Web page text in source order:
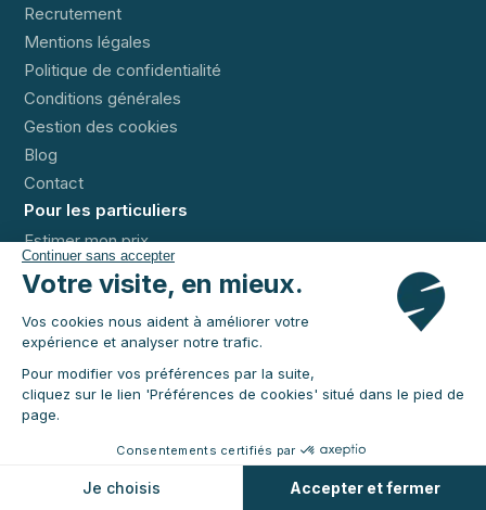
Continuer sans accepter
Votre visite, en mieux.
Vos cookies nous aident à améliorer votre
expérience et analyser notre trafic.
Pour modifier vos préférences par la suite,
cliquez sur le lien 'Préférences de cookies' situé dans le pied de
page.
Consentements certifiés par
Je choisis Accepter et fermer
Recrutement
Mentions légales
Politique de confidentialité
Conditions générales
Gestion des cookies
Blog
Contact
Pour les particuliers
Estimer mon prix
Camion déménagement
Comparatif déménagement
Comparatif aller-simple
Transporteur particulier
Transport meubles
Transport Leboncoin
Taxi marchandises